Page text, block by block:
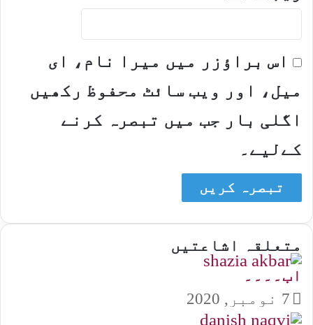
اس براؤزر میں میرا نام، ای
میل، اور ویب سائٹ محفوظ رکھیں
اگلی بار جب میں تبصرہ کرنے
کےلیے۔
متعلقہ اشاعتیں
اب۔۔۔۔
7 نومبر, 2020